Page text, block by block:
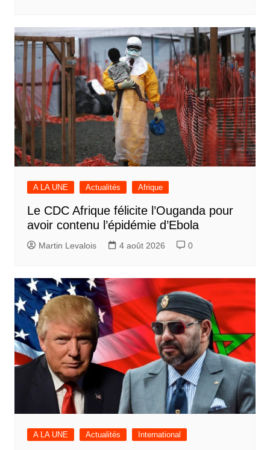
A LA UNE Actualités Afrique
Le CDC Afrique félicite l’Ouganda pour
avoir contenu l’épidémie d’Ebola
Martin Levalois 4 août 2026 0
A LA UNE Actualités International